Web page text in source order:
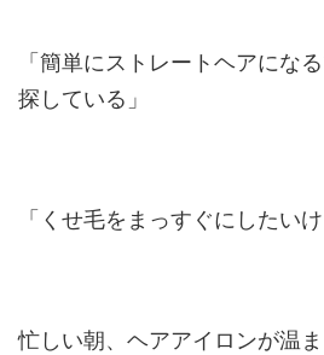
「簡単にストレートヘアにな
探している」
「くせ毛をまっすぐにしたい
忙しい朝、ヘアアイロンが温ま